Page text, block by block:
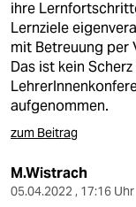
ihre
Lernziele
mit Betreuung per
Das ist kein
aufgenommen.
zum Beitrag
M.Wistrach
05.04.2022 , 17:16 Uhr